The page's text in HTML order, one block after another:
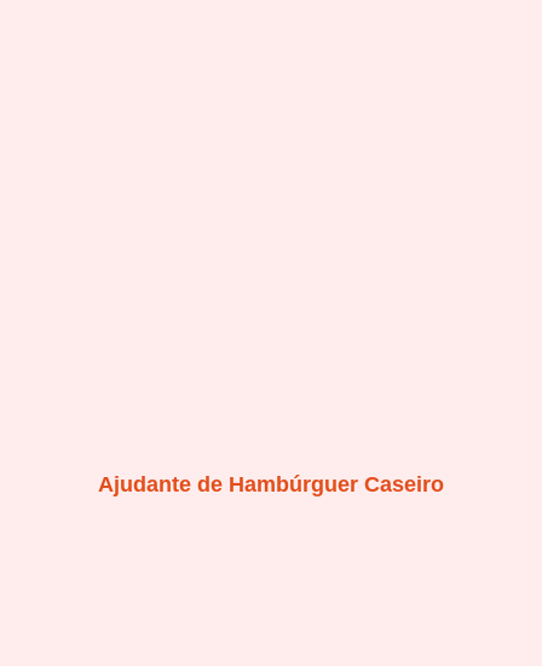
Ajudante de Hambúrguer Caseiro